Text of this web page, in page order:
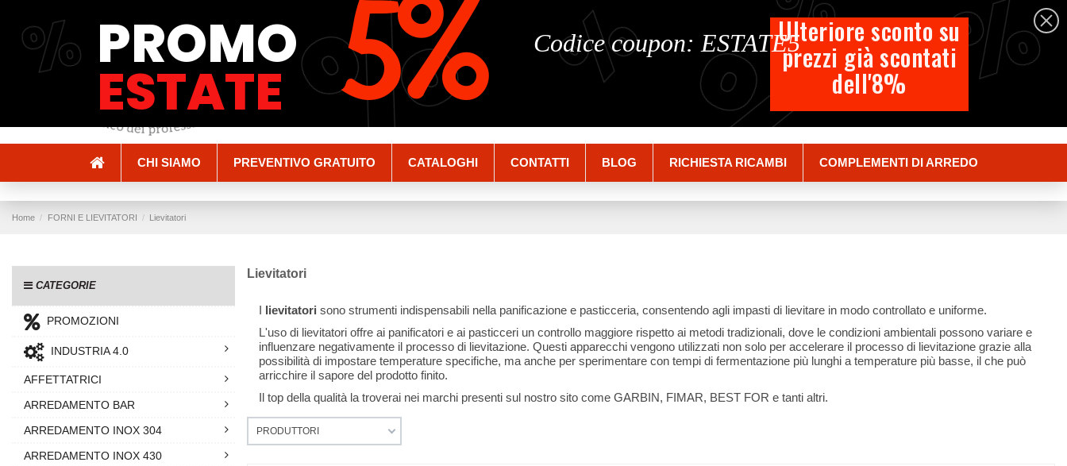
Italiano
Carrello
CHI SIAMO PREVENTIVO GRATUITO CATALOGHI CONTATTI BLOG RICHIESTA RICAMBI COMPLEMENTI DI ARREDO
Home FORNI E LIEVITATORI Lievitatori
Lievitatori
I lievitatori sono strumenti indispensabili nella panificazione e pasticceria, consentendo agli impasti di lievitare in modo controllato e uniforme.
L'uso di lievitatori offre ai panificatori e ai pasticceri un controllo maggiore rispetto ai metodi tradizionali, dove le condizioni ambientali possono variare e
influenzare negativamente il processo di lievitazione. Questi apparecchi vengono utilizzati non solo per accelerare il processo di lievitazione grazie alla
possibilità di impostare temperature specifiche, ma anche per sperimentare con tempi di fermentazione più lunghi a temperature più basse, il che può
arricchire il sapore del prodotto finito.
Il top della qualità la troverai nei marchi presenti sul nostro sito come GARBIN, FIMAR, BEST FOR e tanti altri.
PRODUTTORI
CATEGORIE
PROMOZIONI
INDUSTRIA 4.0
AFFETTATRICI
ARREDAMENTO BAR
ARREDAMENTO INOX 304
ARREDAMENTO INOX 430
%
% %
%
% Ulteriore sconto su
prezzi già scontati
dell'8%
Codice coupon: ESTATE5
PROMO
ESTATE 5%